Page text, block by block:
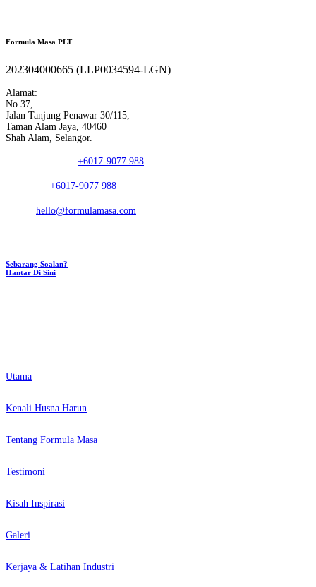
Formula Masa PLT
202304000665 (LLP0034594-LGN)
Alamat:
No 37,
Jalan Tanjung Penawar 30/115,
Taman Alam Jaya, 40460
Shah Alam, Selangor.
+6017-9077 988
+6017-9077 988
hello@formulamasa.com
Sebarang Soalan?
Hantar Di Sini
Utama
Kenali Husna Harun
Tentang Formula Masa
Testimoni
Kisah Inspirasi
Galeri
Kerjaya & Latihan Industri